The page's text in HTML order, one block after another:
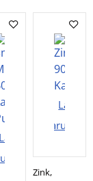
Lägg i
Lägg i
Zink,